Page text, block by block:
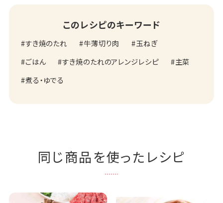
このレシピのキーワード
すき焼のたれ 牛薄切り肉
玉ねぎ
ごはん
すき焼のたれのアレンジレシピ
主菜
煮る・ゆでる
同じ商品を使ったレシピ